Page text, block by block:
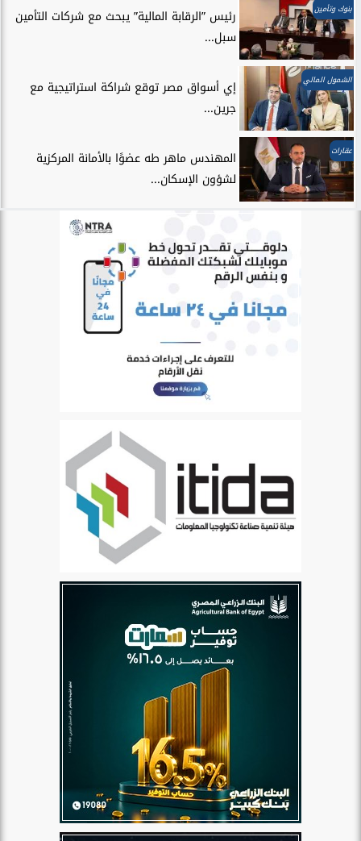
بنوك وتأمين
رئيس ”الرقابة المالية” يبحث مع شركات التأمين
سبل...
الشمول المالي
إي أسواق مصر توقع شراكة استراتيجية مع
جرين...
عقارات
المهندس ماهر طه عضوًا بالأمانة المركزية
لشؤون الإسكان...